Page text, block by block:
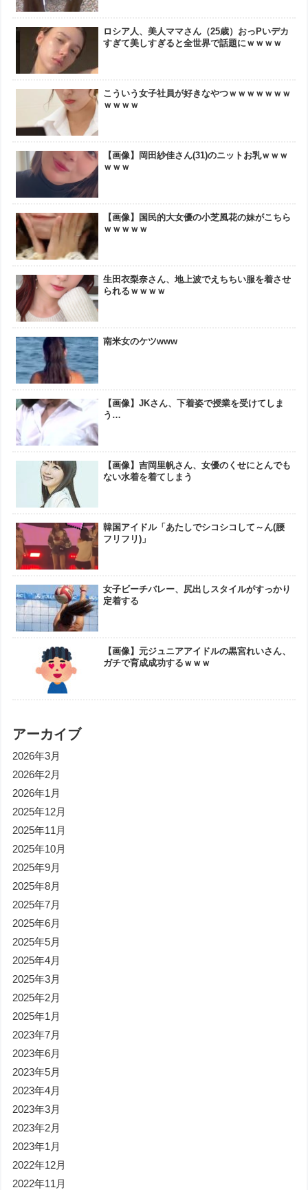
ロシア人、美人ママさん（25歳）おっPいデカ
すぎて美しすぎると全世界で話題にｗｗｗｗ
こういう女子社員が好きなやつｗｗｗｗｗｗｗ
ｗｗｗｗ
【画像】岡田紗佳さん(31)のニットお乳ｗｗｗ
ｗｗｗ
【画像】国民的大女優の小芝風花の妹がこちら
ｗｗｗｗｗ
生田衣梨奈さん、地上波でえちちい服を着させ
られるｗｗｗｗ
南米女のケツwww
【画像】JKさん、下着姿で授業を受けてしま
う…
【画像】吉岡里帆さん、女優のくせにとんでも
ない水着を着てしまう
韓国アイドル「あたしでシコシコして～ん(腰
フリフリ)」
女子ビーチバレー、尻出しスタイルがすっかり
定着する
【画像】元ジュニアアイドルの黒宮れいさん、
ガチで育成成功するｗｗｗ
アーカイブ
2026年3月
2026年2月
2026年1月
2025年12月
2025年11月
2025年10月
2025年9月
2025年8月
2025年7月
2025年6月
2025年5月
2025年4月
2025年3月
2025年2月
2025年1月
2023年7月
2023年6月
2023年5月
2023年4月
2023年3月
2023年2月
2023年1月
2022年12月
2022年11月